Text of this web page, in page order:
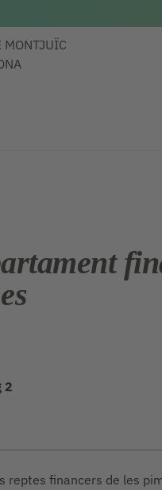
MONTJUÏC
2
reptes financers de les